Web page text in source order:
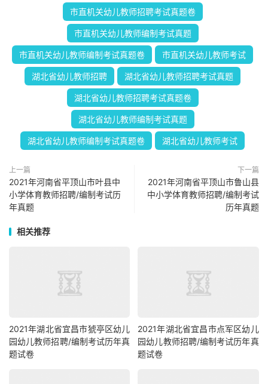
市直机关幼儿教师招聘考试真题卷
市直机关幼儿教师编制考试真题
市直机关幼儿教师编制考试真题卷 市直机关幼儿教师考试
湖北省幼儿教师招聘 湖北省幼儿教师招聘考试真题
湖北省幼儿教师招聘考试真题卷
湖北省幼儿教师编制考试真题
湖北省幼儿教师编制考试真题卷 湖北省幼儿教师考试
上一篇
2021年河南省平顶山市叶县中
小学体育教师招聘/编制考试历
年真题
下一篇
2021年河南省平顶山市鲁山县
中小学体育教师招聘/编制考试
历年真题
相关推荐
2021年湖北省宜昌市猇亭区幼儿
园幼儿教师招聘/编制考试历年真
题试卷
2021年湖北省宜昌市点军区幼儿
园幼儿教师招聘/编制考试历年真
题试卷